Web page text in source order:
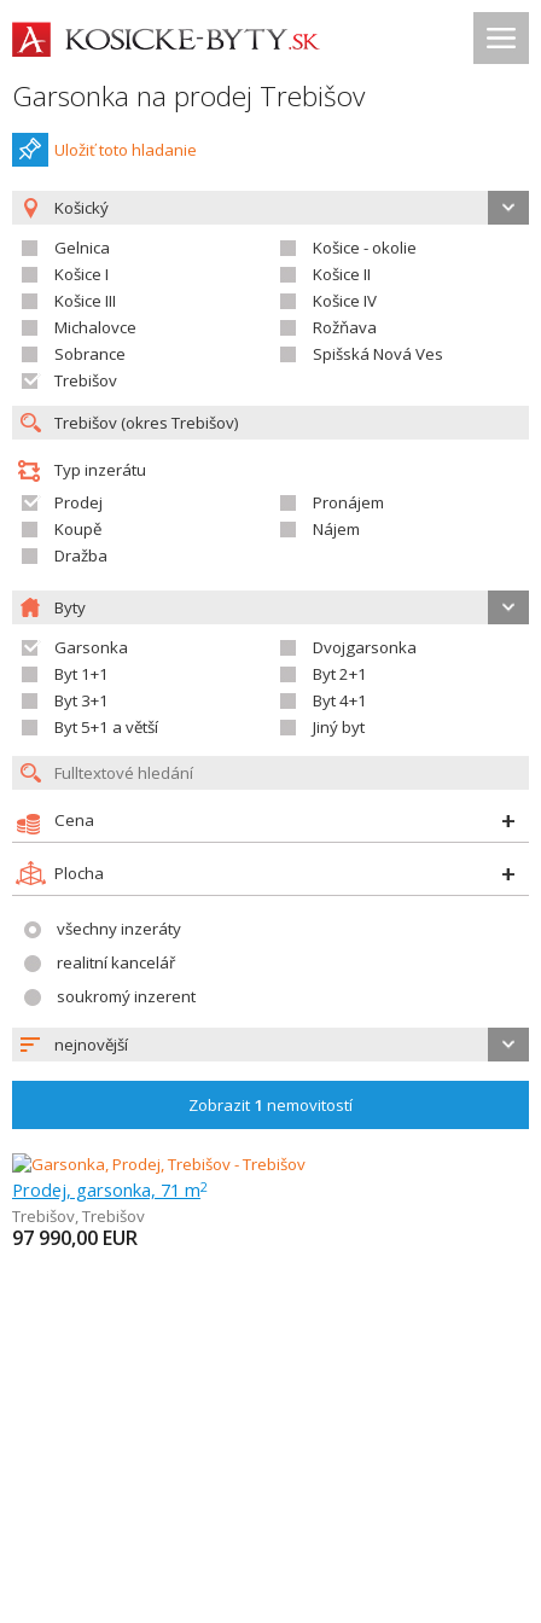
Garsonka na prodej Trebišov
Uložiť toto hladanie
Košický
Gelnica
Košice - okolie
Košice I
Košice II
Košice III
Košice IV
Michalovce
Rožňava
Sobrance
Spišská Nová Ves
Trebišov
Typ inzerátu
Prodej
Pronájem
Koupě
Nájem
Dražba
Byty
Garsonka
Dvojgarsonka
Byt 1+1
Byt 2+1
Byt 3+1
Byt 4+1
Byt 5+1 a větší
Jiný byt
Cena
Plocha
všechny inzeráty
realitní kancelář
soukromý inzerent
nejnovější
Zobrazit 1 nemovitostí
Prodej, garsonka, 71 m2
Trebišov,Trebišov
97 990,00 EUR